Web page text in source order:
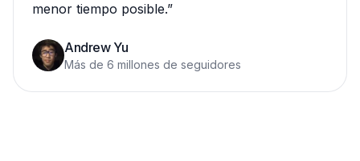
menor tiempo posible.”
Andrew Yu
Más de 6 millones de seguidores